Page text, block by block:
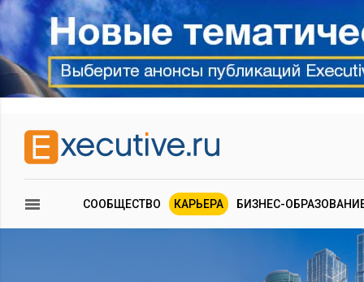
СООБЩЕСТВО КАРЬЕРА БИЗНЕС-